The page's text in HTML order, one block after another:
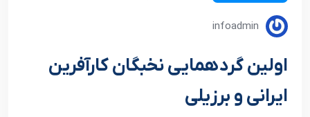
infoadmin
اولین گردهمایی نخبگان کارآفرین
ایرانی و برزیلی